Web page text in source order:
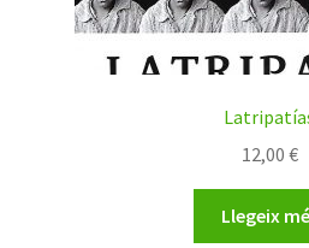
12,00 €
Llegeix